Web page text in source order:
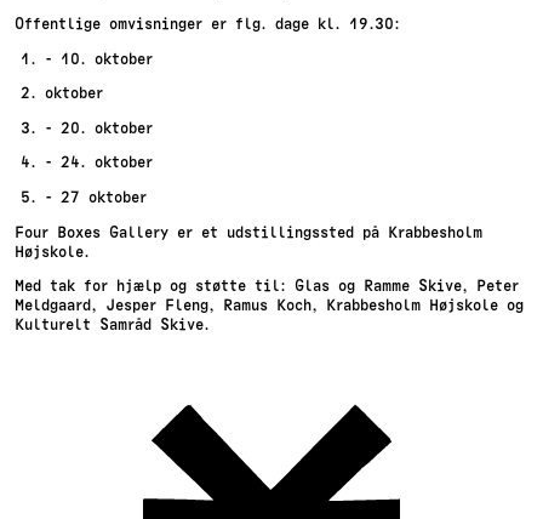
Offentlige omvisninger er flg. dage kl. 19.30:
- 10. oktober
oktober
- 20. oktober
- 24. oktober
- 27 oktober
Four Boxes Gallery er et udstillingssted på Krabbesholm
Højskole.
Med tak for hjælp og støtte til: Glas og Ramme Skive, Peter
Meldgaard, Jesper Fleng, Ramus Koch, Krabbesholm Højskole og
Kulturelt Samråd Skive.